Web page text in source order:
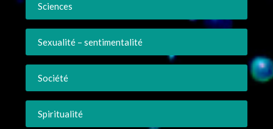
Sciences
Sexualité – sentimentalité
Société
Spiritualité